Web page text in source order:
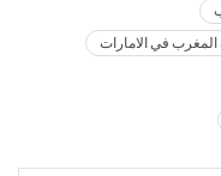
في الامارات